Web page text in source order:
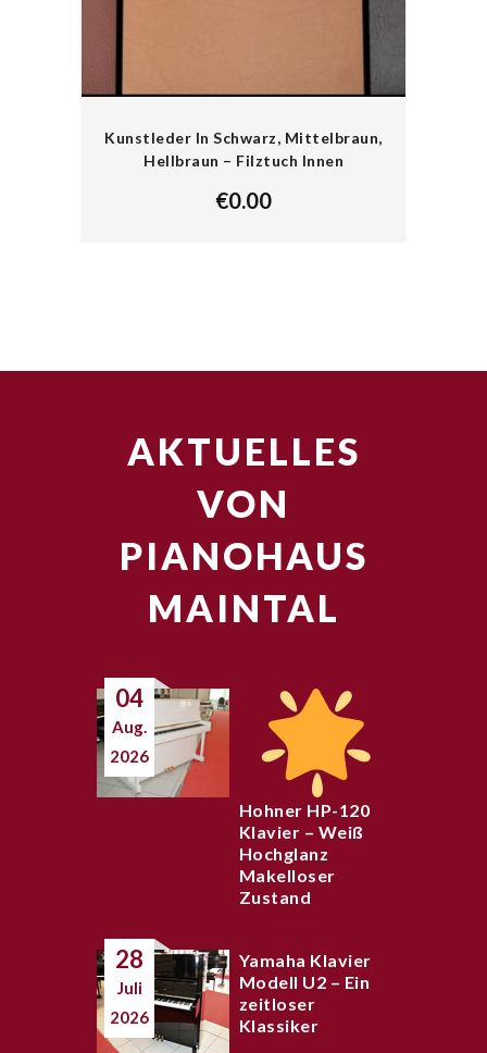
Kunstleder In Schwarz, Mittelbraun,
Hellbraun – Filztuch Innen
€0.00
AKTUELLES
VON
PIANOHAUS
MAINTAL
04
Aug.
2026
Hohner HP-120
Klavier – Weiß
Hochglanz
Makelloser
Zustand
28
Juli
2026
Yamaha Klavier
Modell U2 – Ein
zeitloser
Klassiker